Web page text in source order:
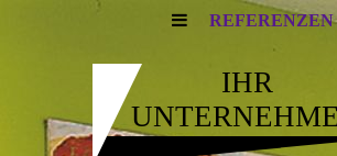
REFERENZEN
IHR